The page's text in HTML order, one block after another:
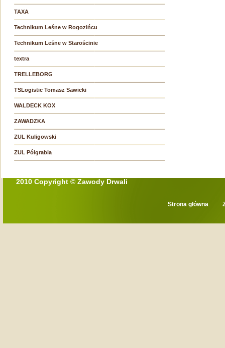
TAXA
Technikum Leśne w Rogozińcu
Technikum Leśne w Starościnie
textra
TRELLEBORG
TSLogistic Tomasz Sawicki
WALDECK KOX
ZAWADZKA
ZUL Kuligowski
ZUL Półgrabia
2010 Copyright © Zawody Drwali
Strona główna